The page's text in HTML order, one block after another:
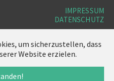
um sicherzustellen, dass
Website erzielen.
IMPRESSUM
DATENSCHUTZ